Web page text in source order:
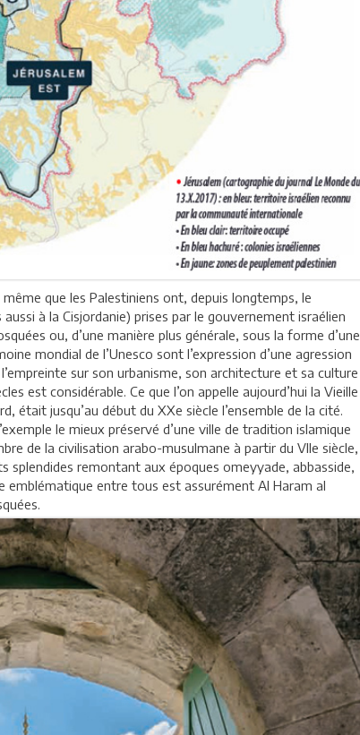
que les Palestiniens ont, depuis longtemps, le
à la Cisjordanie) prises par le gouvernement israélien
ou, d’une manière plus générale, sous la forme d’une
mondial de l’Unesco sont l’expression d’une agression
sur son urbanisme, son architecture et sa culture
est considérable. Ce que l’on appelle aujourd’hui la Vieille
était jusqu’au début du XXe siècle l’ensemble de la cité.
le mieux préservé d’une ville de tradition islamique
de la civilisation arabo-musulmane à partir du VIIe siècle,
splendides remontant aux époques omeyyade, abbasside,
emblématique entre tous est assurément Al Haram al